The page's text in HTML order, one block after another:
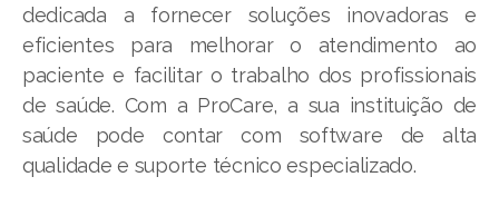
dedicada a fornecer soluções inovadoras e
eficientes para melhorar o atendimento ao
paciente e facilitar o trabalho dos profissionais
de saúde. Com a ProCare, a sua instituição de
saúde pode contar com software de alta
qualidade e suporte técnico especializado.